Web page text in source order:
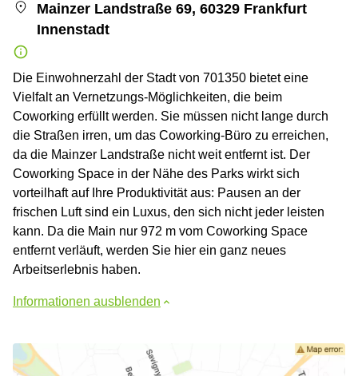
Mainzer Landstraße 69, 60329 Frankfurt
Innenstadt
Die Einwohnerzahl der Stadt von 701350 bietet eine
Vielfalt an Vernetzungs-Möglichkeiten, die beim
Coworking erfüllt werden. Sie müssen nicht lange durch
die Straßen irren, um das Coworking-Büro zu erreichen,
da die Mainzer Landstraße nicht weit entfernt ist. Der
Coworking Space in der Nähe des Parks wirkt sich
vorteilhaft auf Ihre Produktivität aus: Pausen an der
frischen Luft sind ein Luxus, den sich nicht jeder leisten
kann. Da die Main nur 972 m vom Coworking Space
entfernt verläuft, werden Sie hier ein ganz neues
Arbeitserlebnis haben.
Informationen ausblenden